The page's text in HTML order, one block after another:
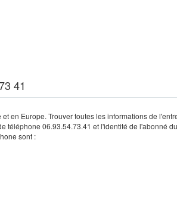
41
et en Europe. Trouver toutes les informations de
téléphone 06.93.54.73.41 et l'identité de l'abonné
sont :